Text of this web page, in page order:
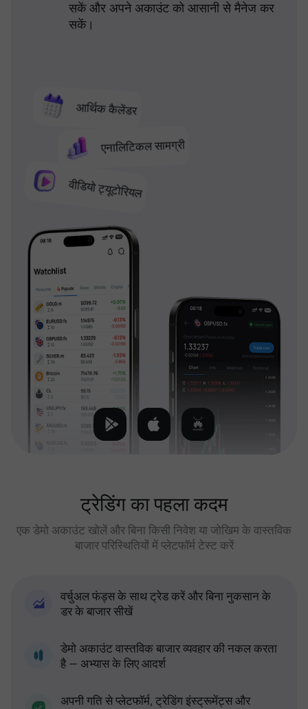
आर्थिक कैलेंडर
एनालिटिकल सामग्री
वीडियो ट्यूटोरियल
सकें और अपने अकाउंट को आसानी से मैनेज कर
सकें।
ट्रेडिंग का पहला कदम
एक डेमो अकाउंट खोलें और बिना किसी निवेश या जोखिम के वास्तविक
बाजार परिस्थितियों में प्लेटफॉर्म टेस्ट करें
वर्चुअल फंड्स के साथ ट्रेड करें और बिना नुकसान के
डर के बाजार सीखें
डेमो अकाउंट वास्तविक बाजार व्यवहार की नकल करता
है — अभ्यास के लिए आदर्श
अपनी गति से प्लेटफॉर्म, ट्रेडिंग इंस्ट्रूमेंट्स और